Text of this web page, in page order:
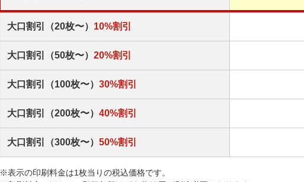
大口割引（20枚〜） 10%割引
大口割引（50枚〜） 20%割引
大口割引（100枚〜） 30%割引
大口割引（200枚〜） 40%割引
大口割引（300枚〜） 50%割引
※表示の印刷料金は1枚当りの税込価格です。